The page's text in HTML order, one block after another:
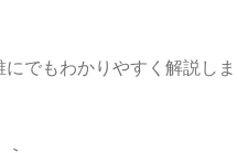
でもわかりやすく解説しま